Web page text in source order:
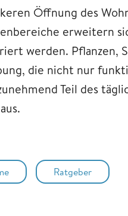
Öffnung des
erweitern
werden. Pflanzen,
die nicht nur
Teil des
Ratgeber